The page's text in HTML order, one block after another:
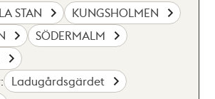
STAN
KUNGSHOLMEN
SÖDERMALM
Ladugårdsgärdet